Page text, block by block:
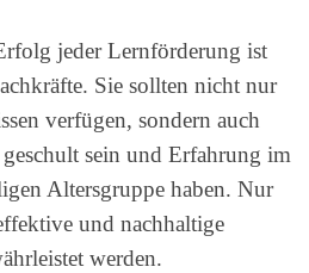
jeder Lernförderung ist
Sie sollten nicht nur
verfügen, sondern auch
sein und Erfahrung im
Altersgruppe haben. Nur
und nachhaltige
werden.